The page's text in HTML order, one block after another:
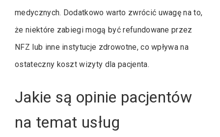
medycznych. Dodatkowo warto zwrócić uwagę na to,
że niektóre zabiegi mogą być refundowane przez
NFZ lub inne instytucje zdrowotne, co wpływa na
ostateczny koszt wizyty dla pacjenta.
Jakie są opinie pacjentów
na temat usług